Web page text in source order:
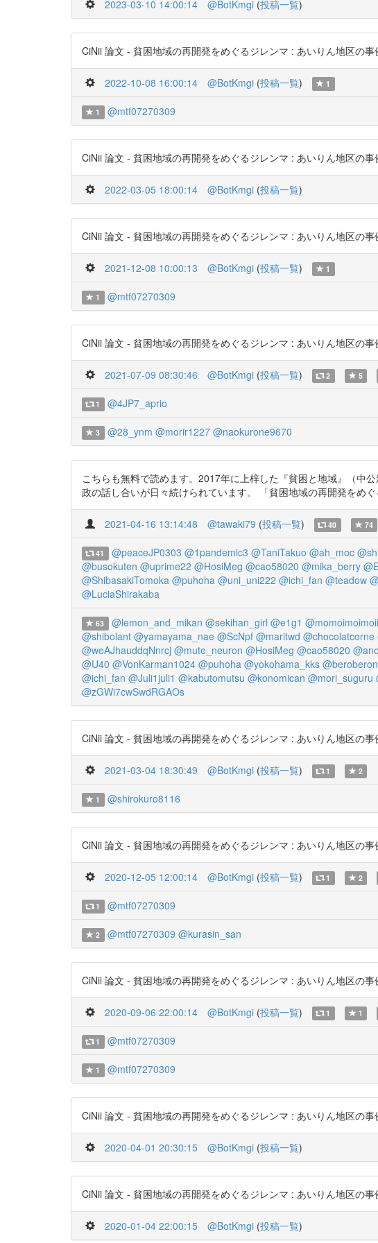
2023-03-10 14:00:14 @BotKmgi (投稿一覧)
CiNii 論文 - 貧困地域の再開発をめぐるジレンマ : あいりん地区の
2022-10-08 16:00:14 @BotKmgi (投稿一覧) 1
1 @mtf07270309
CiNii 論文 - 貧困地域の再開発をめぐるジレンマ : あいりん地区の
2022-03-05 18:00:14 @BotKmgi (投稿一覧)
CiNii 論文 - 貧困地域の再開発をめぐるジレンマ : あいりん地区の
2021-12-08 10:00:13 @BotKmgi (投稿一覧) 1
1 @mtf07270309
CiNii 論文 - 貧困地域の再開発をめぐるジレンマ : あいりん地区の
2021-07-09 08:30:46 @BotKmgi (投稿一覧) 2 5
1 @4JP7_aprio
3 @28_ynm @morir1227 @naokurone9670
こちらも無料で読めます。2017年に上梓した『貧困と地域』（中
政の話し合いが日々続けられています。 「貧困地域の再開発をめ
2021-04-16 13:14:48 @tawaki79 (投稿一覧) 40 74
41 @peaceJP0303 @1pandemic3 @TaniTakuo @ah_moc
@busokuten @uprime22 @HosiMeg @cao58020 @mika_berry
@ShibasakiTomoka @puhoha @uni_uni222 @ichi_fan @teadow
@LuciaShirakaba
63 @lemon_and_mikan @sekihan_girl @e1g1 @momoimoimoii
@shibolant @yamayama_nae @ScNpf @maritwd @chocolatcorne
@weAJhauddqNnrcj @mute_neuron @HosiMeg @cao58020
@U40 @VonKarman1024 @puhoha @yokohama_kks
@ichi_fan @Juli1juli1 @kabutomutsu @konomican @mori_suguru
@zGWi7cwSwdRGAOs
CiNii 論文 - 貧困地域の再開発をめぐるジレンマ : あいりん地区の
2021-03-04 18:30:49 @BotKmgi (投稿一覧) 1 2
1 @shirokuro8116
CiNii 論文 - 貧困地域の再開発をめぐるジレンマ : あいりん地区の
2020-12-05 12:00:14 @BotKmgi (投稿一覧) 1 2
1 @mtf07270309
2 @mtf07270309 @kurasin_san
CiNii 論文 - 貧困地域の再開発をめぐるジレンマ : あいりん地区の
2020-09-06 22:00:14 @BotKmgi (投稿一覧) 1 1
1 @mtf07270309
1 @mtf07270309
CiNii 論文 - 貧困地域の再開発をめぐるジレンマ : あいりん地区の
2020-04-01 20:30:15 @BotKmgi (投稿一覧)
CiNii 論文 - 貧困地域の再開発をめぐるジレンマ : あいりん地区の
2020-01-04 22:00:15 @BotKmgi (投稿一覧)